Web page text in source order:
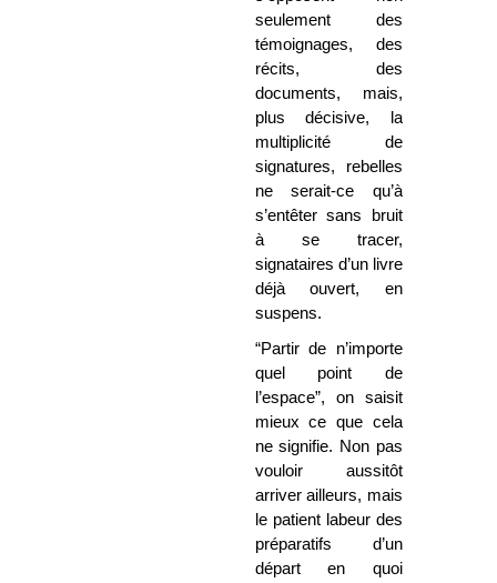
seulement des
témoignages, des
récits, des
documents, mais,
plus décisive, la
multiplicité de
signatures, rebelles
ne serait-ce qu’à
s’entêter sans bruit
à se tracer,
signataires d’un livre
déjà ouvert, en
suspens.
“Partir de n’importe
quel point de
l’espace”, on saisit
mieux ce que cela
ne signifie. Non pas
vouloir aussitôt
arriver ailleurs, mais
le patient labeur des
préparatifs d’un
départ en quoi